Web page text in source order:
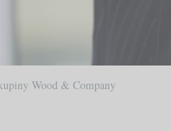
Wood & Company